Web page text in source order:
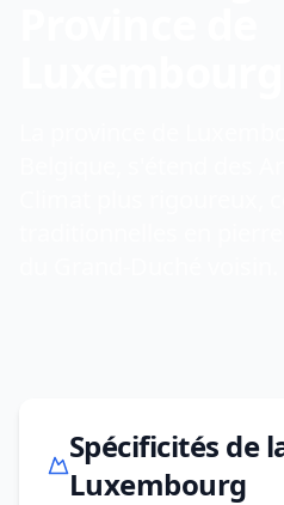
Spécificités de
Luxembourg